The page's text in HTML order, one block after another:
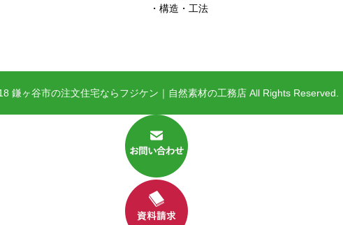
・構造・工法
鎌ヶ谷市の注文住宅ならフジケン｜自然素材の工務店 All Rights Reserved.